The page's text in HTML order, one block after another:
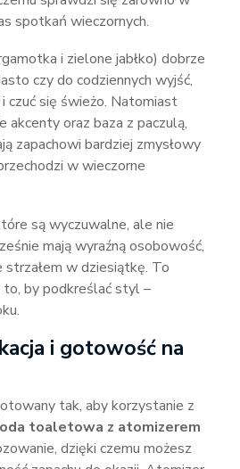
spotkań wieczornych.
i zielone jabłko) dobrze
czy do codziennych wyjść,
czuć się świeżo. Natomiast
akcenty oraz baza z paczulą,
zapachowi bardziej zmysłowy
w wieczorne
są wyczuwalne, ale nie
mają wyraźną osobowość,
strzałem w dziesiątkę. To
by podkreślać styl –
i gotowość na
tak, aby korzystanie z
toaletowa z atomizerem
dzięki czemu możesz